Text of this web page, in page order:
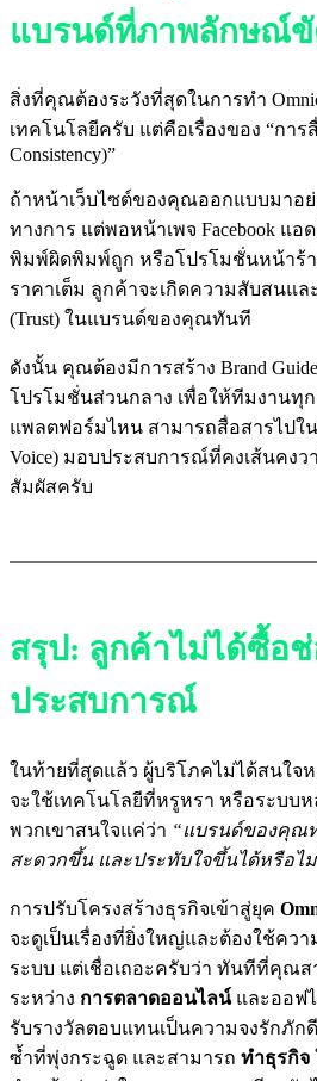
แบรนด์ที่ภาพลักษณ์ขั
สิ่งที่คุณต้องระวังที่สุดในการทำ
เทคโนโลยีครับ แต่คือเรื่องของ “การ
Consistency)”
ถ้าหน้าเว็บไซต์ของคุณออกแบบมาอ
ทางการ แต่พอหน้าเพจ Facebook แ
พิมพ์ผิดพิมพ์ถูก หรือโปรโมชั่นหน้าร้า
ราคาเต็ม ลูกค้าจะเกิดความสับสนแ
(Trust) ในแบรนด์ของคุณทันที
ดังนั้น คุณต้องมีการสร้าง Brand
โปรโมชั่นส่วนกลาง เพื่อให้ทีมงานทุ
แพลตฟอร์มไหน สามารถสื่อสารไปใน
Voice) มอบประสบการณ์ที่คงเส้นคง
สัมผัสครับ
สรุป: ลูกค้าไม่ได้ซื้อ
ประสบการณ์
ในท้ายที่สุดแล้ว ผู้บริโภคไม่ได้สนใจ
จะใช้เทคโนโลยีที่หรูหรา หรือระบบ
พวกเขาสนใจแค่ว่า “แบรนด์ของคุณ
สะดวกขึ้น และประทับใจขึ้นได้หรือไม่
การปรับโครงสร้างธุรกิจเข้าสู่ยุค
จะดูเป็นเรื่องที่ยิ่งใหญ่และต้องใช้คว
ระบบ แต่เชื่อเถอะครับว่า ทันทีที่คุณ
ระหว่าง การตลาดออนไลน์และออฟไ
รับรางวัลตอบแทนเป็นความจงรักภัก
ซ้ำที่พุ่งกระฉูด และสามารถ ทำธุรกิจ